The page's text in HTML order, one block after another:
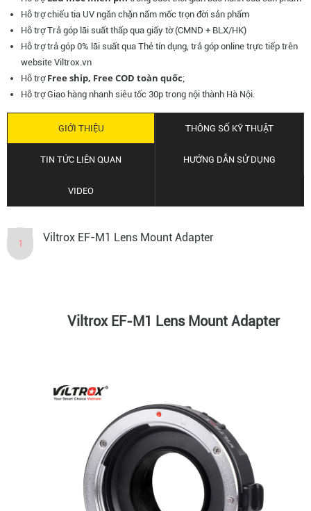
Hỗ trợ chiếu tia UV ngăn chặn nấm mốc trọn đời sản phẩm
Hỗ trợ Trả góp lãi suất thấp qua giấy tờ (CMND + BLX/HK)
Hỗ trợ trả góp 0% lãi suất qua Thẻ tín dụng, trả góp online trực tiếp trên
website Viltrox.vn
Hỗ trợ Free ship, Free COD toàn quốc;
Hỗ trợ Giao hàng nhanh siêu tốc 30p trong nội thành Hà Nội.
GIỚI THIỆU THÔNG SỐ KỸ THUẬT
TIN TỨC LIÊN QUAN HƯỚNG DẪN SỬ DỤNG
VIDEO
1 Viltrox EF-M1 Lens Mount Adapter
Viltrox EF-M1 Lens Mount Adapter